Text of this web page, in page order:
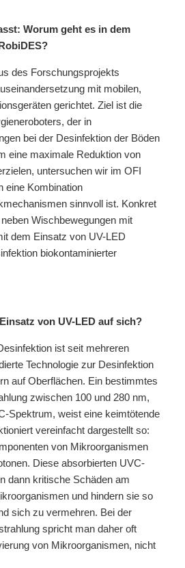
Worum geht es in dem
des Forschungsprojekts
mit mobilen,
gerichtet. Ziel ist die
der in
bei der Desinfektion der Böden
eine maximale Reduktion von
untersuchen wir im OFI
eine Kombination
sinnvoll ist. Konkret
Wischbewegungen mit
dem Einsatz von UV-LED
biokontaminierter
von UV-LED auf sich?
ist seit mehreren
Technologie zur Desinfektion
auf Oberflächen. Ein bestimmtes
zwischen 100 und 280 nm,
Spektrum, weist eine keimtötende
vereinfacht dargestellt so:
von Mikroorganismen
Diese absorbierten UVC-
dann kritische Schäden am
und hindern sie so
sich zu vermehren. Bei der
spricht man daher oft
von Mikroorganismen, nicht